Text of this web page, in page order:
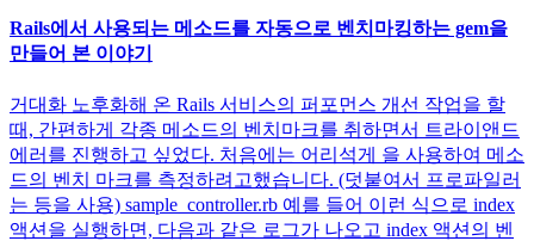
Rails에서 사용되는 메소드를 자동으로 벤치마킹하는 gem을
만들어 본 이야기
거대화 노후화해 온 Rails 서비스의 퍼포먼스 개선 작업을 할
때, 간편하게 각종 메소드의 벤치마크를 취하면서 트라이앤드
에러를 진행하고 싶었다. 처음에는 어리석게 을 사용하여 메소
드의 벤치 마크를 측정하려고했습니다. (덧붙여서 프로파일러
는 등을 사용) sample_controller.rb 예를 들어 이런 식으로 index
액션을 실행하면, 다음과 같은 로그가 나오고 index 액션의 벤